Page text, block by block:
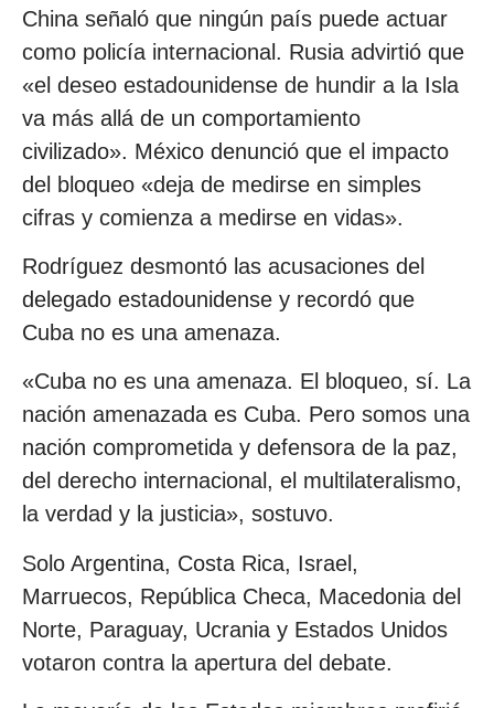
China señaló que ningún país puede actuar
como policía internacional. Rusia advirtió que
«el deseo estadounidense de hundir a la Isla
va más allá de un comportamiento
civilizado». México denunció que el impacto
del bloqueo «deja de medirse en simples
cifras y comienza a medirse en vidas».
Rodríguez desmontó las acusaciones del
delegado estadounidense y recordó que
Cuba no es una amenaza.
«Cuba no es una amenaza. El bloqueo, sí. La
nación amenazada es Cuba. Pero somos una
nación comprometida y defensora de la paz,
del derecho internacional, el multilateralismo,
la verdad y la justicia», sostuvo.
Solo Argentina, Costa Rica, Israel,
Marruecos, República Checa, Macedonia del
Norte, Paraguay, Ucrania y Estados Unidos
votaron contra la apertura del debate.